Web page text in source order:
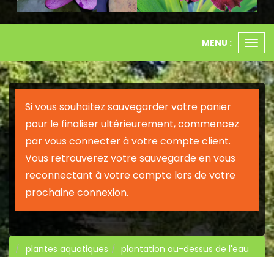
le
MENU :
Si vous souhaitez sauvegarder votre panier
pour le finaliser ultérieurement, commencez
par vous connecter à votre compte client.
Vous retrouverez votre sauvegarde en vous
reconnectant à votre compte lors de votre
prochaine connexion.
plantes aquatiques
plantation au-dessus de l'eau